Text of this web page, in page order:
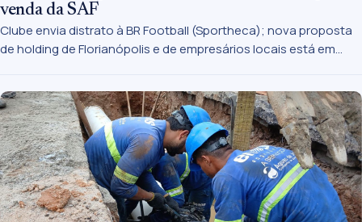
venda da SAF
Clube envia distrato à BR Football (Sportheca); nova proposta
de holding de Florianópolis e de empresários locais está em